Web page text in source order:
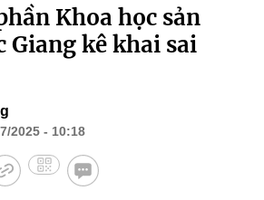
Khoa học sản
Giang kê khai sai
2025 - 10:18